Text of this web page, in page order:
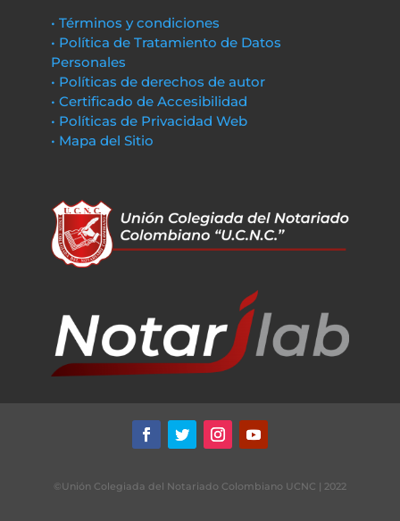
• Términos y condiciones
• Política de Tratamiento de Datos
Personales
• Políticas de derechos de autor
• Certificado de Accesibilidad
• Políticas de Privacidad Web
• Mapa del Sitio
©Unión Colegiada del Notariado Colombiano UCNC | 2022